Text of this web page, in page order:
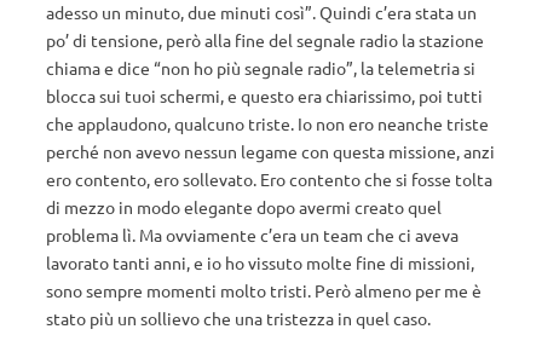
adesso un minuto, due minuti così”. Quindi c’era stata un
po’ di tensione, però alla fine del segnale radio la stazione
chiama e dice “non ho più segnale radio”, la telemetria si
blocca sui tuoi schermi, e questo era chiarissimo, poi tutti
che applaudono, qualcuno triste. Io non ero neanche triste
perché non avevo nessun legame con questa missione, anzi
ero contento, ero sollevato. Ero contento che si fosse tolta
di mezzo in modo elegante dopo avermi creato quel
problema lì. Ma ovviamente c’era un team che ci aveva
lavorato tanti anni, e io ho vissuto molte fine di missioni,
sono sempre momenti molto tristi. Però almeno per me è
stato più un sollievo che una tristezza in quel caso.